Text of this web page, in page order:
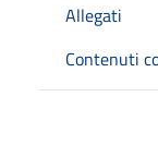
Allegati
Contenuti